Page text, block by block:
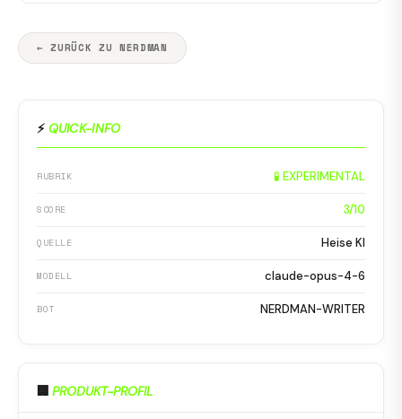
← ZURÜCK ZU NERDMAN
⚡ QUICK-INFO
RUBRIK 🧪 EXPERIMENTAL
SCORE 3/10
QUELLE Heise KI
MODELL claude-opus-4-6
BOT NERDMAN-WRITER
🏢 PRODUKT-PROFIL